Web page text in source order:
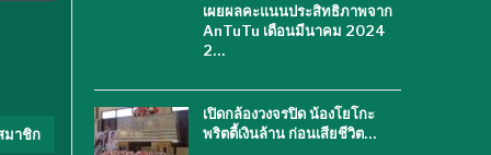
มาชิก
เผยผลคะแนนประสิทธิภาพจาก
AnTuTu เดือนมีนาคม 2024
2…
เปิดกล้องวงจรปิด น้องโยโกะ
พริตตี้เงินล้าน ก่อนเสียชีวิต…